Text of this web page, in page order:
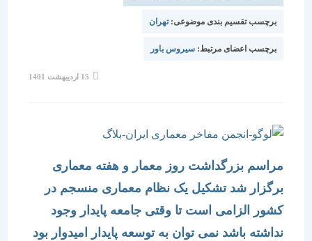
برچسب تقسیم بندی موضوعی:تهران
برچسب اعضای مرتبط: سیروس باور
مراسم بزرگداشت روز معمار و هفته معماری
برگزار شد تشکیل یک نظام معماری منسجم در
کشور الزامی است تا وقتی جامعه پایدار وجود
نداشته باشد نمی توان به توسعه پایدار امیدوار بود